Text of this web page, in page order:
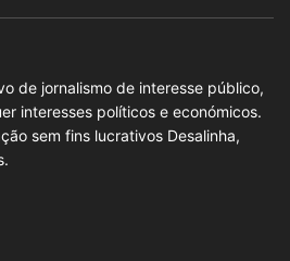
de jornalismo de interesse público,
interesses políticos e económicos.
sem fins lucrativos Desalinha,